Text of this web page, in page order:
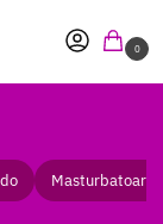
0
Masturbatoare